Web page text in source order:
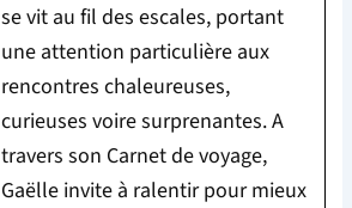
se vit au fil des escales, portant
une attention particulière aux
rencontres chaleureuses,
curieuses voire surprenantes. A
travers son Carnet de voyage,
Gaëlle invite à ralentir pour mieux